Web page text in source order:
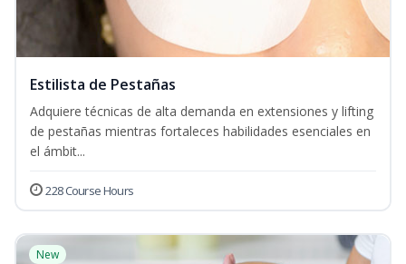
Estilista de Pestañas
Adquiere técnicas de alta demanda en extensiones y lifting
de pestañas mientras fortaleces habilidades esenciales en
el ámbit...
228 Course Hours
New